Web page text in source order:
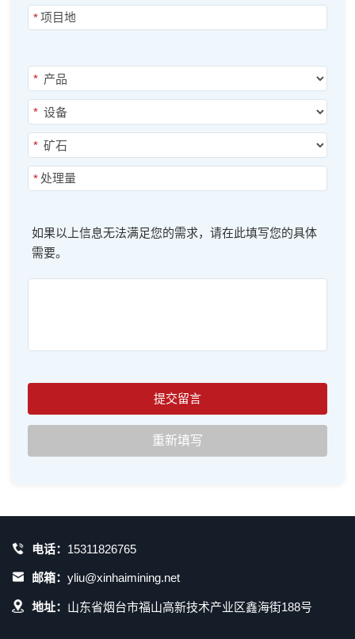
*
*
*
*
*
如果以上信息无法满足您的需求，请在此填写您的具体
需要。
电话： 15311826765
邮箱： yliu@xinhaimining.net
地址： 山东省烟台市福山高新技术产业区鑫海街188号